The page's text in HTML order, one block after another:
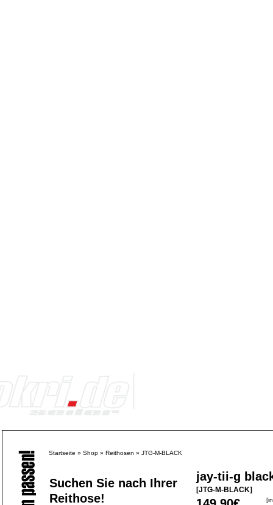
Startseite » Shop » Reithosen » JTG-M-BLACK
Suchen Sie nach Ihrer
Reithose!
jay-tii-g
[JTG-M-BLACK]